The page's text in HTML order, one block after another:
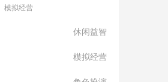
模拟经营
休闲益智
模拟经营